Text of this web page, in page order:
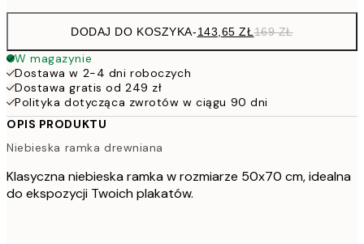
DODAJ DO KOSZYKA-143,65 ZŁ169 ZŁ
W magazynie
Dostawa w 2-4 dni roboczych
Dostawa gratis od 249 zł
Polityka dotycząca zwrotów w ciągu 90 dni
OPIS PRODUKTU
Niebieska ramka drewniana
Klasyczna niebieska ramka w rozmiarze 50x70 cm, idealna
do ekspozycji Twoich plakatów.